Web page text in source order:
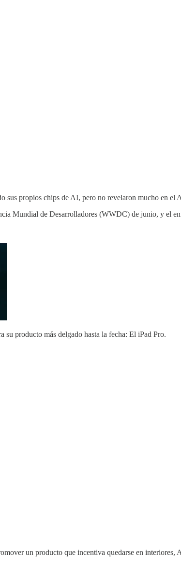
sus propios chips de AI, pero no revelaron mucho en el
Mundial de Desarrolladores (WWDC) de junio, y el
su producto más delgado hasta la fecha: El iPad Pro.
un producto que incentiva quedarse en interiores,